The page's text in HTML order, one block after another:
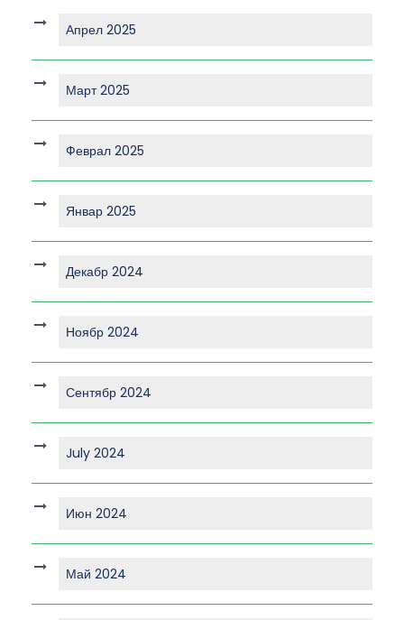
Апрел 2025
Март 2025
Феврал 2025
Январ 2025
Декабр 2024
Ноябр 2024
Сентябр 2024
July 2024
Июн 2024
Май 2024